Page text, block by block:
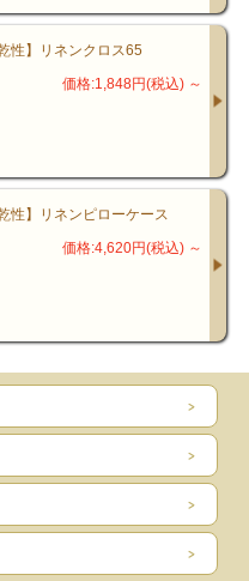
。
る洗剤で洗うと、
ネン特有のハリとコシが楽し
ール
ごろのエジプトと言われ、人
あると言われています。
適していたリネンは、その後
もっともカジュアルな場面
た。ヨーロッパでは、女の
繍した白いリネンをいっぱ
方もきっと多いことでしょ
に代々受け継がれているテ
の家風や品格、美意識を象徴
性】リネンクロス65
価格:1,848円(税込) ～
性】リネンピローケース
価格:4,620円(税込) ～